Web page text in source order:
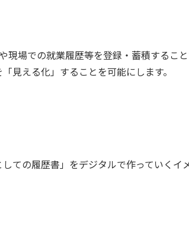
現場での就業履歴等を登録・蓄積すること
見える化」することを可能にします。
ての履歴書」をデジタルで作っていくイ